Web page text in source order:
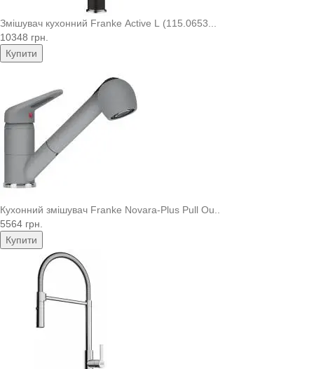
Змішувач кухонний Franke Active L (115.0653...
10348 грн.
Купити
Кухонний змішувач Franke Novara-Plus Pull Ou..
5564 грн.
Купити